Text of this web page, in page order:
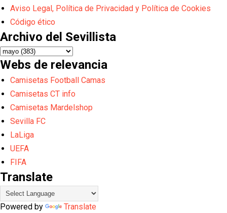
Aviso Legal, Política de Privacidad y Política de Cookies
Código ético
Archivo del Sevillista
Webs de relevancia
Camisetas Football Camas
Camisetas CT info
Camisetas Mardelshop
Sevilla FC
LaLiga
UEFA
FIFA
Translate
Powered by
Translate